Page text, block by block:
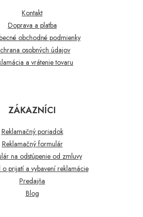
Kontakt
Doprava a platba
obchodné podmienky
osobných údajov
a vrátenie tovaru
ZÁKAZNÍCI
Reklamačný poriadok
Reklamačný formulár
na odstúpenie od zmluvy
prijatí a vybavení reklamácie
Predajňa
Blog